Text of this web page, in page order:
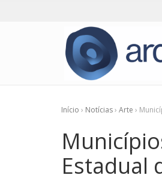
Início › Notícias› Arte ›
Estadual